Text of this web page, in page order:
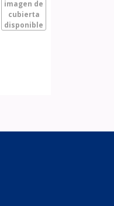
imagen de
cubierta
disponible